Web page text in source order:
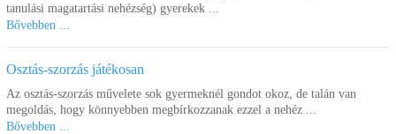
tanulási magatartási nehézség) gyerekek ...
Bővebben ...
Osztás-szorzás játékosan
Az osztás-szorzás művelete sok gyermeknél gondot okoz, de talán van
megoldás, hogy könnyebben megbírkozzanak ezzel a nehéz ...
Bővebben ...